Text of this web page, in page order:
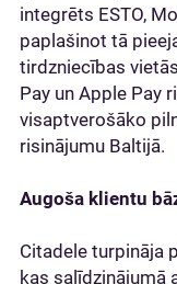
integrēts ESTO,
paplašinot tā
tirdzniecības
Pay un Apple Pay
visaptverošāko
risinājumu Baltijā.
Augoša klientu
Citadele turpināja
kas salīdzinājumā